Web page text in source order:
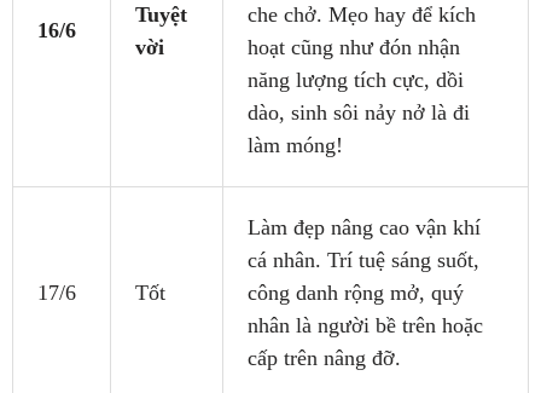
16/6
Tuyệt
vời
che chở. Mẹo hay để kích
hoạt cũng như đón nhận
năng lượng tích cực, dồi
dào, sinh sôi nảy nở là đi
làm móng!
17/6 Tốt
Làm đẹp nâng cao vận khí
cá nhân. Trí tuệ sáng suốt,
công danh rộng mở, quý
nhân là người bề trên hoặc
cấp trên nâng đỡ.